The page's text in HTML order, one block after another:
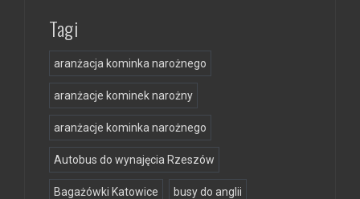
Tagi
aranżacja kominka narożnego
aranżacje kominek narożny
aranżacje kominka narożnego
Autobus do wynajęcia Rzeszów
Bagażówki Katowice busy do anglii